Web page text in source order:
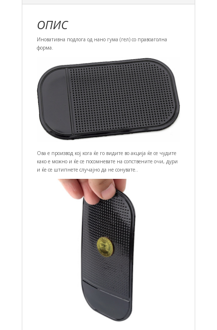
ОПИС
Иновативна подлога од нано гума (гел) со правоаголна
форма.
Ова е производ кој кога ќе го видите во акција ќе се чудите
како е можно и ќе се посомневате на сопствените очи, дури
и ќе се штипнете случајно да не сонувате..